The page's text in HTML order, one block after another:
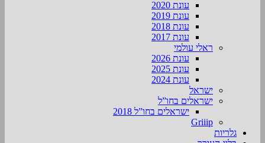
עונת 2020
עונת 2019
עונת 2018
עונת 2017
ראלי עולמי
עונת 2026
עונת 2025
עונת 2024
ישראל
ישראלים בחו”ל
ישראלים בחו”ל 2018
Griiip
גלריות